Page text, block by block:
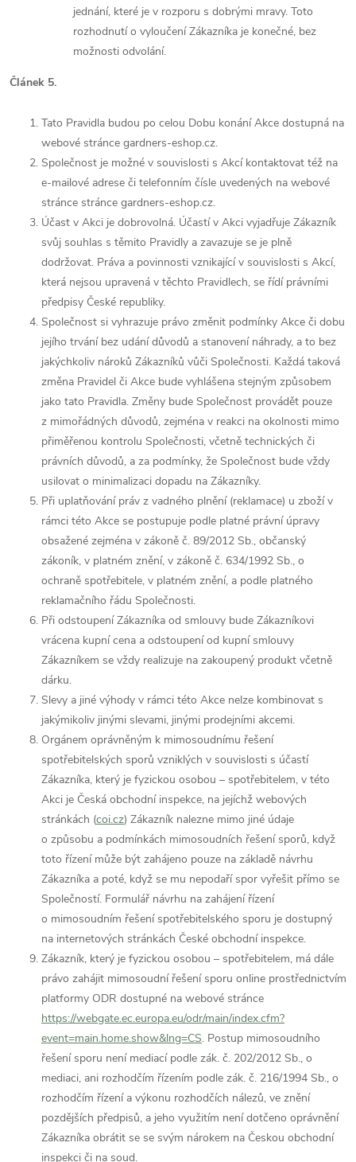
jednání, které je v rozporu s dobrými mravy. Toto
rozhodnutí o vyloučení Zákazníka je konečné, bez
možnosti odvolání.
Článek 5.
Tato Pravidla budou po celou Dobu konání Akce dostupná na
webové stránce gardners-eshop.cz.
Společnost je možné v souvislosti s Akcí kontaktovat též na
e-mailové adrese či telefonním čísle uvedených na webové
stránce stránce gardners-eshop.cz.
Účast v Akci je dobrovolná. Účastí v Akci vyjadřuje Zákazník
svůj souhlas s těmito Pravidly a zavazuje se je plně
dodržovat. Práva a povinnosti vznikající v souvislosti s Akcí,
která nejsou upravená v těchto Pravidlech, se řídí právními
předpisy České republiky.
Společnost si vyhrazuje právo změnit podmínky Akce či dobu
jejího trvání bez udání důvodů a stanovení náhrady, a to bez
jakýchkoliv nároků Zákazníků vůči Společnosti. Každá taková
změna Pravidel či Akce bude vyhlášena stejným způsobem
jako tato Pravidla. Změny bude Společnost provádět pouze
z mimořádných důvodů, zejména v reakci na okolnosti mimo
přiměřenou kontrolu Společnosti, včetně technických či
právních důvodů, a za podmínky, že Společnost bude vždy
usilovat o minimalizaci dopadu na Zákazníky.
Při uplatňování práv z vadného plnění (reklamace) u zboží v
rámci této Akce se postupuje podle platné právní úpravy
obsažené zejména v zákoně č. 89/2012 Sb., občanský
zákoník, v platném znění, v zákoně č. 634/1992 Sb., o
ochraně spotřebitele, v platném znění, a podle platného
reklamačního řádu Společnosti.
Při odstoupení Zákazníka od smlouvy bude Zákazníkovi
vrácena kupní cena a odstoupení od kupní smlouvy
Zákazníkem se vždy realizuje na zakoupený produkt včetně
dárku.
Slevy a jiné výhody v rámci této Akce nelze kombinovat s
jakýmikoliv jinými slevami, jinými prodejními akcemi.
Orgánem oprávněným k mimosoudnímu řešení
spotřebitelských sporů vzniklých v souvislosti s účastí
Zákazníka, který je fyzickou osobou – spotřebitelem, v této
Akci je Česká obchodní inspekce, na jejíchž webových
stránkách (coi.cz) Zákazník nalezne mimo jiné údaje
o způsobu a podmínkách mimosoudních řešení sporů, když
toto řízení může být zahájeno pouze na základě návrhu
Zákazníka a poté, když se mu nepodaří spor vyřešit přímo se
Společností. Formulář návrhu na zahájení řízení
o mimosoudním řešení spotřebitelského sporu je dostupný
na internetových stránkách České obchodní inspekce.
Zákazník, který je fyzickou osobou – spotřebitelem, má dále
právo zahájit mimosoudní řešení sporu online prostřednictvím
platformy ODR dostupné na webové stránce
https://webgate.ec.europa.eu/odr/main/index.cfm?
event=main.home.show&lng=CS. Postup mimosoudního
řešení sporu není mediací podle zák. č. 202/2012 Sb., o
mediaci, ani rozhodčím řízením podle zák. č. 216/1994 Sb., o
rozhodčím řízení a výkonu rozhodčích nálezů, ve znění
pozdějších předpisů, a jeho využitím není dotčeno oprávnění
Zákazníka obrátit se se svým nárokem na Českou obchodní
inspekci či na soud.